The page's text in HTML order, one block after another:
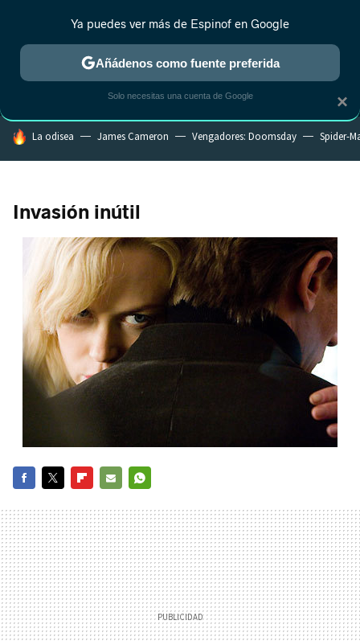
MENÚ NUEVO
ESTRENOS REALITY ANIME RANKINGS CINE
HOY SE HABLA DE
La odisea James Cameron Vengadores: Doomsday Spider-
Invasión inútil
MAIL
×
Ya puedes ver más de Espinof en Google
Añádenos como fuente preferida
Solo necesitas una cuenta de Google